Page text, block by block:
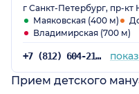
г Санкт-Петербург, пр-кт
Маяковская (400 м)
Владимирская (700 м)
+7 (812) 604-21-60
Прием детского